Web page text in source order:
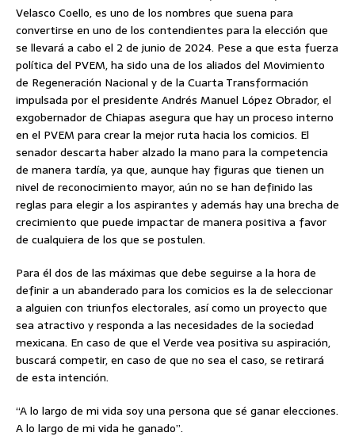
Velasco Coello, es uno de los nombres que suena para
convertirse en uno de los contendientes para la elección que
se llevará a cabo el 2 de junio de 2024. Pese a que esta fuerza
política del PVEM, ha sido una de los aliados del Movimiento
de Regeneración Nacional y de la Cuarta Transformación
impulsada por el presidente Andrés Manuel López Obrador, el
exgobernador de Chiapas asegura que hay un proceso interno
en el PVEM para crear la mejor ruta hacia los comicios. El
senador descarta haber alzado la mano para la competencia
de manera tardía, ya que, aunque hay figuras que tienen un
nivel de reconocimiento mayor, aún no se han definido las
reglas para elegir a los aspirantes y además hay una brecha de
crecimiento que puede impactar de manera positiva a favor
de cualquiera de los que se postulen.
Para él dos de las máximas que debe seguirse a la hora de
definir a un abanderado para los comicios es la de seleccionar
a alguien con triunfos electorales, así como un proyecto que
sea atractivo y responda a las necesidades de la sociedad
mexicana. En caso de que el Verde vea positiva su aspiración,
buscará competir, en caso de que no sea el caso, se retirará
de esta intención.
“A lo largo de mi vida soy una persona que sé ganar elecciones.
A lo largo de mi vida he ganado”.